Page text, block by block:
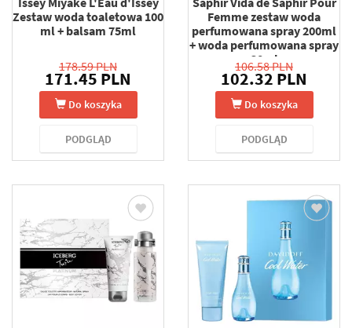
Zestaw woda toaletowa 100
ml + balsam 75ml
178.59 PLN
171.45 PLN
Do koszyka
PODGLĄD
Femme zestaw woda
perfumowana spray 200ml
+ woda perfumowana spray
30ml
106.58 PLN
102.32 PLN
Do koszyka
PODGLĄD